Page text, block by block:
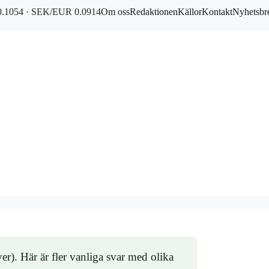
· SEK/EUR 0.0914Om ossRedaktionenKällorKontakt
Här är fler vanliga svar med olika